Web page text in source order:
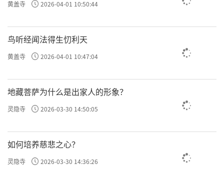
黄盖寺 2026-04-01 10:50:44
鸟听经闻法得生忉利天
黄盖寺 2026-04-01 10:47:04
地藏菩萨为什么是出家人的形象？
灵隐寺 2026-03-30 14:50:05
如何培养慈悲之心？
灵隐寺 2026-03-30 14:36:26